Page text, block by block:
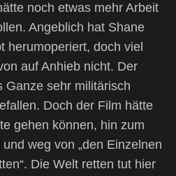
noch etwas mehr Arbeit
Angeblich hat Shane
herumoperiert, doch viel
auf Anhieb nicht. Der
Ganze sehr militärisch
Doch der Film hätte
gehen können, hin zum
weg von „den Einzelnen
Die Welt retten tut hier